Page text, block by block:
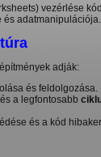
vezérlése
és adatmanipulációja.
adják:
és feldolgozása.
a legfontosabb
és a kód